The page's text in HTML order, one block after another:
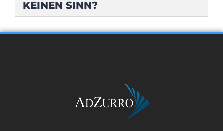
KEINEN SINN?